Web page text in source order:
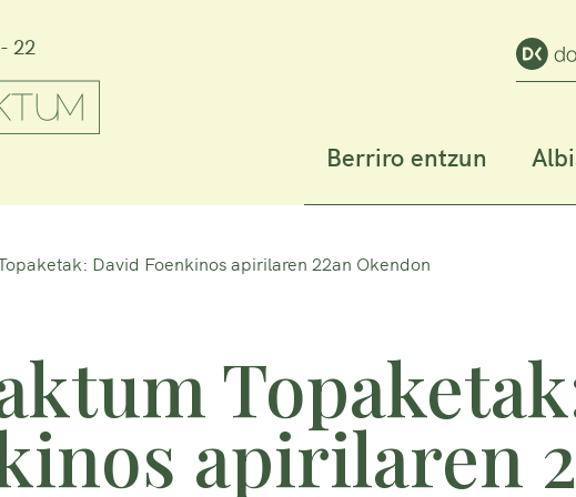
22
Berriro entzun
David Foenkinos apirilaren 22an Okendon
apirilaren